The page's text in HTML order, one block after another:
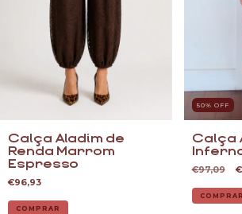
Calça Aladim de
Renda Marrom
Espresso
€96,93
COMPRAR
50% OFF
Calça
€97,09
COMPRAR